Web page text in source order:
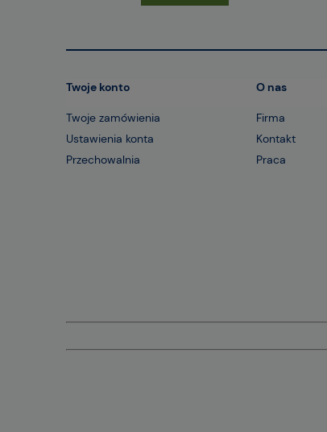
Twoje konto
Twoje zamówienia
Ustawienia konta
Przechowalnia
O nas
Firma
Kontakt
Praca